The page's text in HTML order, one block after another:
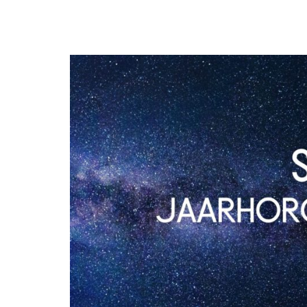
HEMELLICHAMEN
ASTROLOGIE KALENDER
VOLLE